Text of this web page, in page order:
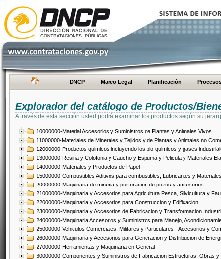
DNCP Marco Legal Planificación Procesos
Explorador del catálogo de Productos/
A través de esta sección usted podrá examinar los productos según su
10000000-Material Accesorios y Suministros de Plantas y Animales Vivos
11000000-Materiales de Minerales y Tejidos y de Plantas y Animales no
12000000-Productos quimicos incluyendo los bio-quimicos y gases
13000000-Resina y Colofonia y Caucho y Espuma y Pelicula y Materiales
14000000-Materiales y Productos de Papel
15000000-Combustibles Aditivos para combustibles, Lubricantes y
20000000-Maquinaria de mineria y perforacion de pozos y accesorios
21000000-Maquinaria y Accesorios para Agricultura Pesca, Silvicultura y
22000000-Maquinaria y Accesorios para Construccion y Edificacion
23000000-Maquinaria y Accesorios de Fabricacion y Transformacion
24000000-Maquinaria Accesorios y Suministros para Manejo,
25000000-Vehiculos Comerciales, Militares y Particulares - Accesorios y
26000000-Maquinaria y Accesorios para Generacion y Distribucion de
27000000-Herramientas y Maquinaria en General
30000000-Componentes y Suministros de Fabricacion Estructuras, Obras